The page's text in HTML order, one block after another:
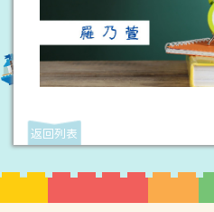
返回列表